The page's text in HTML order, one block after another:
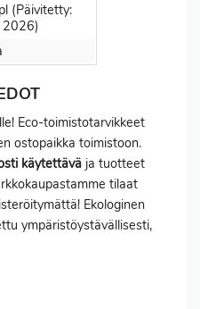
(Päivitetty:
Eco-toimistotarvikkeet
ostopaikka toimistoon.
käytettävä ja tuotteet
tilaat
Ekologinen
ympäristöystävällisesti,